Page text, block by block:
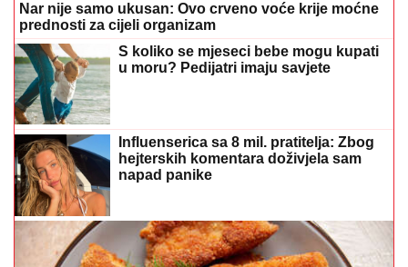
Nar nije samo ukusan: Ovo crveno voće krije moćne
prednosti za cijeli organizam
S koliko se mjeseci bebe mogu kupati
u moru? Pedijatri imaju savjete
Influenserica sa 8 mil. pratitelja: Zbog
hejterskih komentara doživjela sam
napad panike